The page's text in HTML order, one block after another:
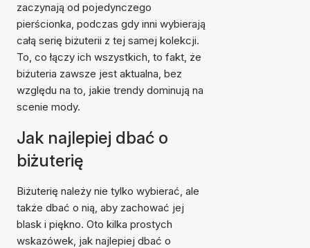
zaczynają od pojedynczego
pierścionka, podczas gdy inni wybierają
całą serię biżuterii z tej samej kolekcji.
To, co łączy ich wszystkich, to fakt, że
biżuteria zawsze jest aktualna, bez
względu na to, jakie trendy dominują na
scenie mody.
Jak najlepiej dbać o
biżuterię
Biżuterię należy nie tylko wybierać, ale
także dbać o nią, aby zachować jej
blask i piękno. Oto kilka prostych
wskazówek, jak najlepiej dbać o